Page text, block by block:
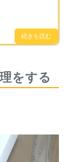
をする